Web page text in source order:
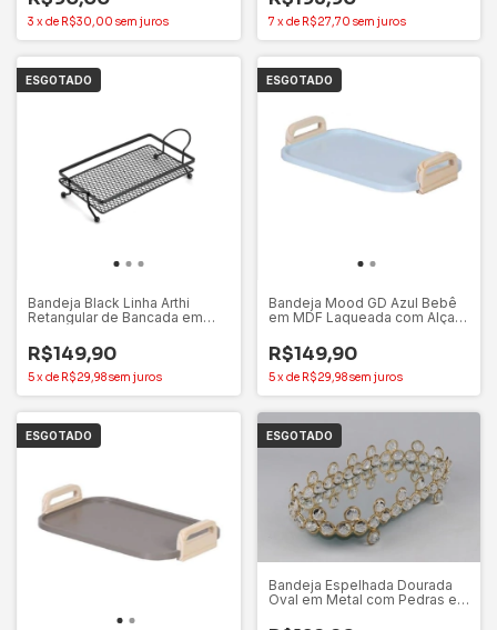
3 xde R$30,00 sem juros 7 xde R$27,70 sem juros
ESGOTADO
Bandeja Black Linha Arthi
Retangular de Bancada em
R$149,90
5xde R$29,98sem juros
ESGOTADO
Bandeja Mood GD Azul Bebê
em MDF Laqueada com Alças
R$149,90
5xde R$29,98sem juros
ESGOTADO ESGOTADO
Bandeja Espelhada Dourada
Oval em Metal com Pedras em